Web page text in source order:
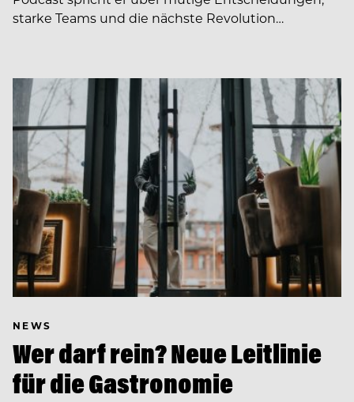
starke Teams und die nächste Revolution…
NEWS
Wer darf rein? Neue Leitlinie
für die Gastronomie